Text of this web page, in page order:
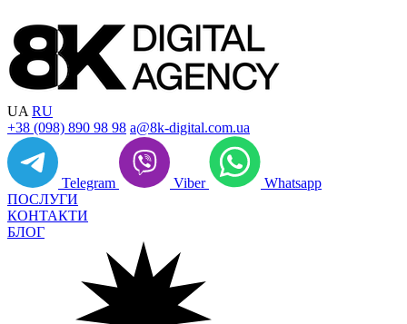
UA RU
+38 (098) 890 98 98 a@8k-digital.com.ua
Telegram Viber
Whatsapp
ПОСЛУГИ
КОНТАКТИ
БЛОГ